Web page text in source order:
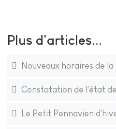
Plus d'articles...
Nouveaux horaires de
Constatation de l'état
Le Petit Pennavien